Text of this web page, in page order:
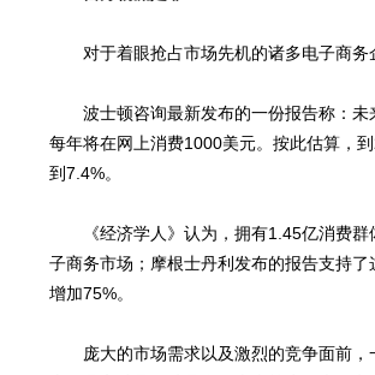
对于着眼抢占市场先机的诸多电子商务
波士顿咨询最新发布的一份报告称：未
每年将在网上消费1000美元。按此估算，
到7.4%。
《经济学人》认为，拥有1.45亿消费群
子商务市场；摩根士丹利发布的报告支持
增加75%。
庞大的市场需求以及激烈的竞争面前，